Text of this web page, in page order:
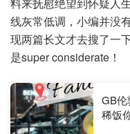
线灰常低调，小编并没
现两篇长文才去搜了一
是super considerate！
GB伦
稀饭